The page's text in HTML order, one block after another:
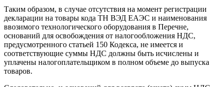
Таким образом, в случае отсутствия на момент регистрации
декларации на товары кода ТН ВЭД ЕАЭС и наименования
ввозимого технологического оборудования в Перечне,
оснований для освобождения от налогообложения НДС,
предусмотренного статьей 150 Кодекса, не имеется и
соответствующие суммы НДС должны быть исчислены и
уплачены налогоплательщиком в полном объеме до выпуска
товаров.